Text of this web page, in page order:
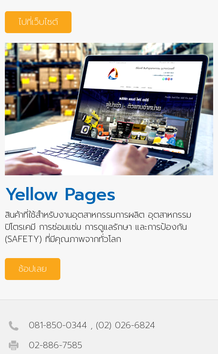
ไปที่เว็บไซต์
Yellow Pages
สินค้าที่ใช้สำหรับงานอุตสาหกรรมการผลิต อุตสาหกรรม
ปิโตรเคมี การซ่อมแซ่ม การดูแลรักษา และการป้องกัน
(SAFETY) ที่มีคุณภาพจากทั่วโลก
ช้อปเลย
081-850-0344 , (02) 026-6824
02-886-7585